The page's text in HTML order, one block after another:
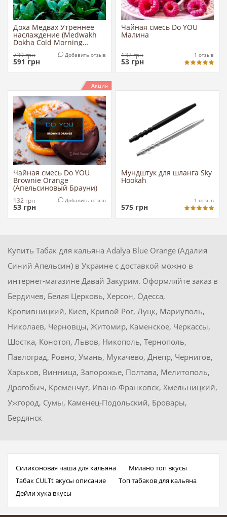
Доха Медвах Утреннее
наслаждение (Medwakh
Dokha Cold Morning
739грн
591 грн
Добавить отзыв
Чайная смесь Do YOU
Малина
132грн
53 грн
1 отзыв
Акция
Чайная смесь Do YOU
Brownie Orange
(Апельсиновый Брауни)
132грн
53 грн
Добавить отзыв
Мундштук для шланга Sky
Hookah
575 грн
1 отзыв
Купить Табак для кальяна Adalya Blue Orange (Адалия
Синий Апельсин) в Украине с доставкой можно в
интернет-магазине Давай Закурим. Оформляйте заказ в
Бердичев, Белая Церковь, Херсон, Одесса,
Кропивницкий, Киев, Кривой Рог, Луцк, Мариуполь,
Николаев, Черновцы, Житомир, Каменское, Черкассы,
Шостка, Конотоп, Львов, Никополь, Тернополь,
Павлоград, Ровно, Умань, Мукачево, Днепр, Чернигов,
Харьков, Винница, Запорожье, Полтава, Мелитополь,
Дрогобыч, Кременчуг, Ивано-Франковск, Хмельницкий,
Ужгород, Сумы, Каменец-Подольский, Бровары,
Бердянск
Силиконовая чаша для кальяна
Милано топ вкусы
Табак CULTt вкусы описание
Топ табаков для кальяна
Дейли хука вкусы